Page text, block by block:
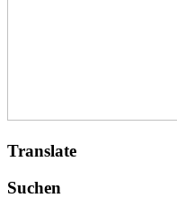
Translate
Suchen